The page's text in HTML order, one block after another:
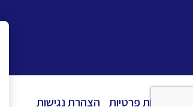
מדיניות פרטיות הצהרת נגישות